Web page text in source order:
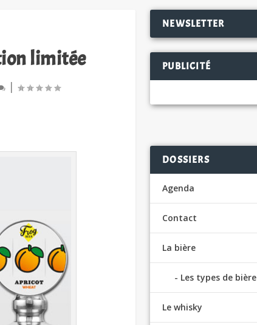
limitée
|
NEWSLETTER
PUBLICITÉ
DOSSIERS
Agenda
Contact
La bière
Les types de bière
Le whisky